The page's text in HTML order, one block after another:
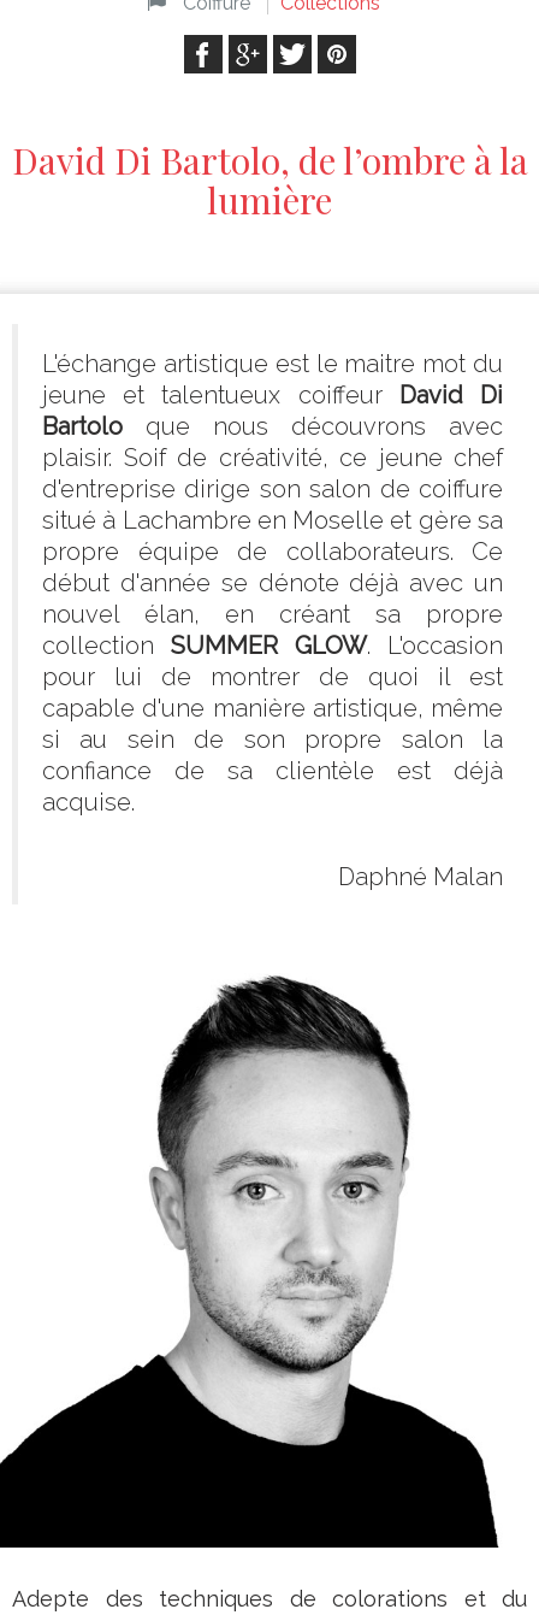
David Di Bartolo, de l’ombre à la
lumière
L'échange artistique est le maitre mot du
jeune et talentueux coiffeur David Di
Bartolo que nous découvrons avec
plaisir. Soif de créativité, ce jeune chef
d'entreprise dirige son salon de coiffure
situé à Lachambre en Moselle et gère sa
propre équipe de collaborateurs. Ce
début d'année se dénote déjà avec un
nouvel élan, en créant sa propre
collection SUMMER GLOW. L'occasion
pour lui de montrer de quoi il est
capable d'une manière artistique, même
si au sein de son propre salon la
confiance de sa clientèle est déjà
acquise.
Daphné Malan
Adepte des techniques de colorations et du